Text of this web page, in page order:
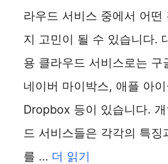
라우드 서비스 중에서 어떤
지 고민이 될 수 있습니다.
용 클라우드 서비스로는 구
네이버 마이박스, 애플 아
Dropbox 등이 있습니다.
드 서비스들은 각각의 특징
를 … 더 읽기